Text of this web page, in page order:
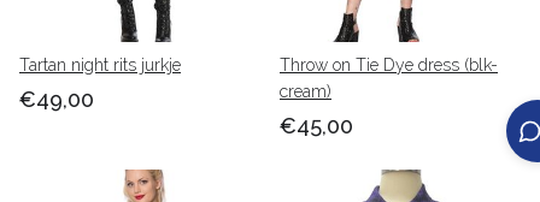
Tartan night rits jurkje
€49,00
Throw on Tie Dye dress (blk-
cream)
€45,00